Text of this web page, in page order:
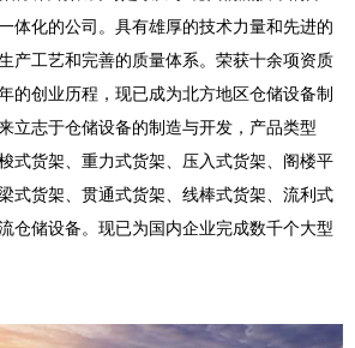
体化的公司。具有雄厚的技术力量和先进的
产工艺和完善的质量体系。荣获十余项资质
的创业历程，现已成为北方地区仓储设备制
立志于仓储设备的制造与开发，产品类型
式货架、重力式货架、压入式货架、阁楼平
式货架、贯通式货架、线棒式货架、流利式
仓储设备。现已为国内企业完成数千个大型